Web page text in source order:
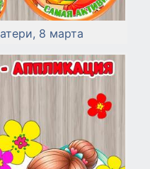
8 марта